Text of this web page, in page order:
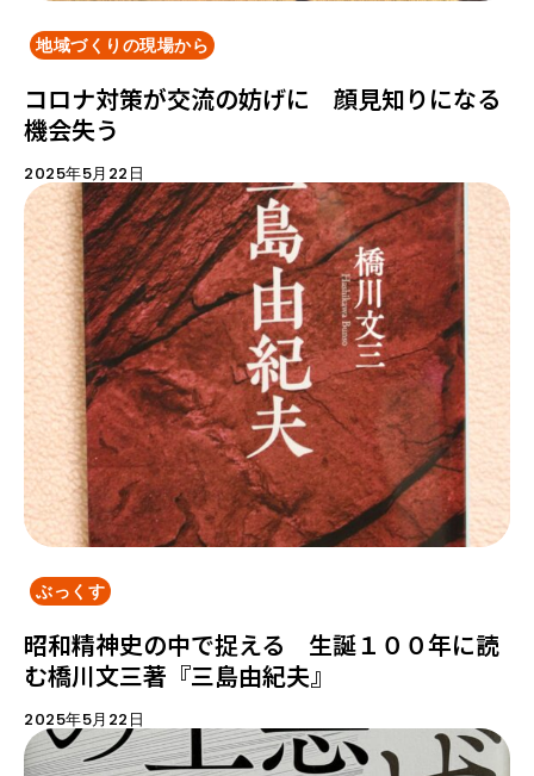
地域づくりの現場から
コロナ対策が交流の妨げに 顔見知りになる
機会失う
2025年5月22日
ぶっくす
昭和精神史の中で捉える 生誕１００年に読
む橋川文三著『三島由紀夫』
2025年5月22日